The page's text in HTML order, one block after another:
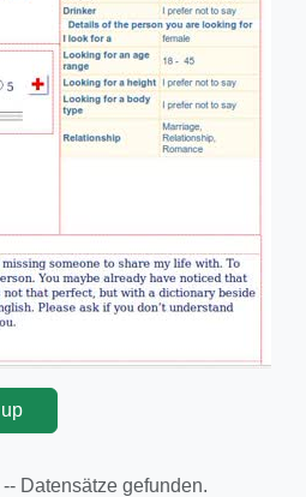
up
-- Datensätze gefunden.